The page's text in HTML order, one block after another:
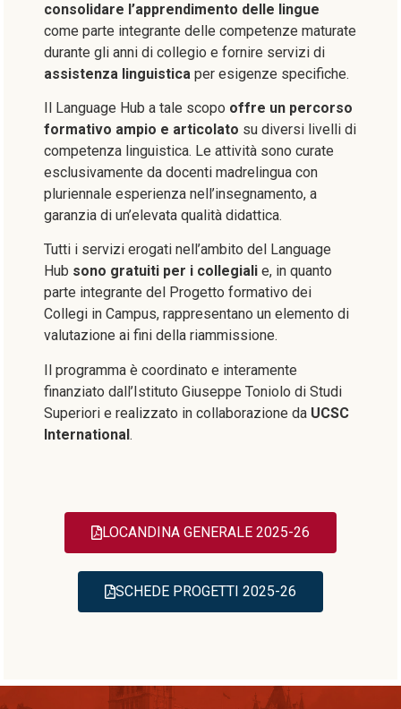
consolidare l’apprendimento delle lingue
come parte integrante delle competenze maturate
durante gli anni di collegio e fornire servizi di
assistenza linguistica per esigenze specifiche.
Il Language Hub a tale scopo offre un percorso
formativo ampio e articolato su diversi livelli di
competenza linguistica. Le attività sono curate
esclusivamente da docenti madrelingua con
pluriennale esperienza nell’insegnamento, a
garanzia di un’elevata qualità didattica.
Tutti i servizi erogati nell’ambito del Language
Hub sono gratuiti per i collegiali e, in quanto
parte integrante del Progetto formativo dei
Collegi in Campus, rappresentano un elemento di
valutazione ai fini della riammissione.
Il programma è coordinato e interamente
finanziato dall’Istituto Giuseppe Toniolo di Studi
Superiori e realizzato in collaborazione da UCSC
International.
LOCANDINA GENERALE 2025-26
SCHEDE PROGETTI 2025-26